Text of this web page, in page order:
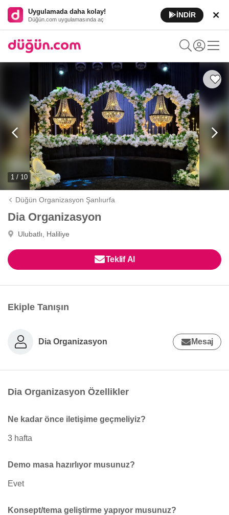
Uygulamada daha kolay!
Düğün.com uygulamasında aç
İNDİR
1 / 10
Düğün Organizasyon Şanlıurfa
Dia Organizasyon
Ulubatlı, Haliliye
Teklif Al
Ekiple Tanışın
Dia Organizasyon Mesaj
Dia Organizasyon Özellikler
Ne kadar önce iletişime geçmeliyiz?
3 hafta
Demo masa hazırlıyor musunuz?
Evet
Konsept/tema geliştirme yapıyor musunuz?